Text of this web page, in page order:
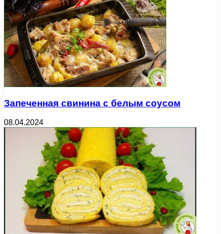
Запеченная свинина с белым соусом
08.04.2024